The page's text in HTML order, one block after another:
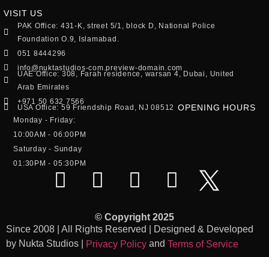
VISIT US
PAK Office: 431-K, street 5/1, block D, National Police
Foundation O.9, Islamabad.
051 8444296
info@nuktastudios-com.preview-domain.com
UAE Office: 308, Farah residence, warsan 4, Dubai, United
Arab Emirates
+971 50 632 7566
USA Office: 59 Friendship Road, NJ 08512 OPENING HOURS
Monday - Friday:
10:00AM - 06:00PM
Saturday - Sunday
01:30PM - 05:30PM
© Copyright 2025
Since 2008 | All Rights Reserved | Designed & Developed
by Nukta Studios |
Privacy Policy and Terms of Service